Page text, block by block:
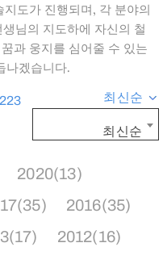
도가 진행되며, 각 분야의
님의 지도하에 자신의 철
과 웅지를 심어줄 수 있는
나겠습니다.
223 최신순
최신순
2020(13)
2016(35)
2012(16)